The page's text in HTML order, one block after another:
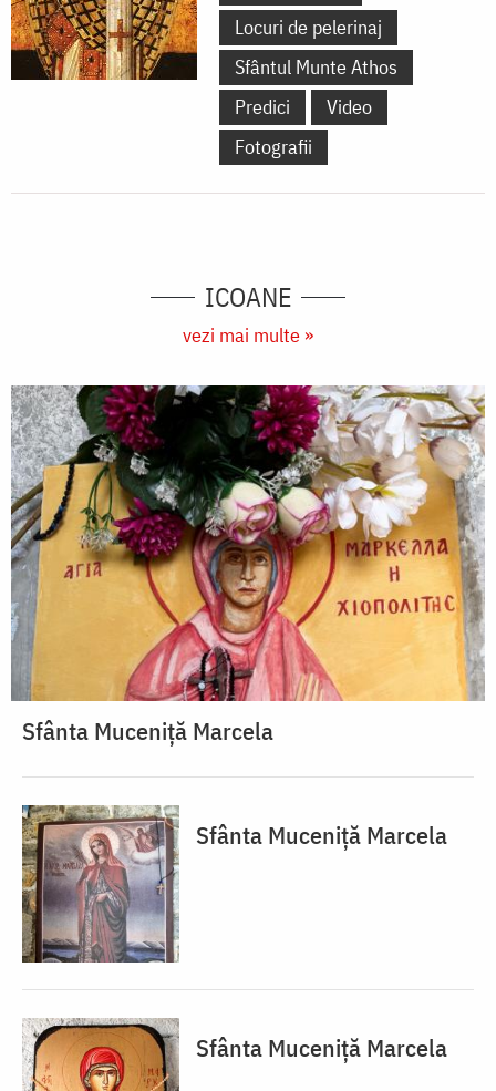
se
găsesc
Locuri de pelerinaj
Sfântul Munte Athos
Predici
Video
Fotografii
ICOANE
vezi mai multe »
Sfânta Muceniță Marcela
Sfânta Muceniță Marcela
Sfânta Muceniță Marcela